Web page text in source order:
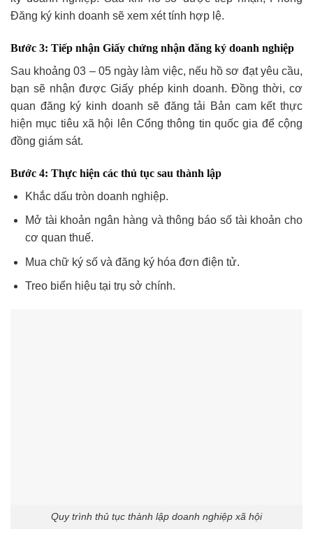
Đăng ký kinh doanh sẽ xem xét tính hợp lệ.
Bước 3: Tiếp nhận Giấy chứng nhận đăng ký doanh nghiệp
Sau khoảng 03 – 05 ngày làm việc, nếu hồ sơ đạt yêu cầu,
bạn sẽ nhận được Giấy phép kinh doanh. Đồng thời, cơ
quan đăng ký kinh doanh sẽ đăng tải Bản cam kết thực
hiện mục tiêu xã hội lên Cổng thông tin quốc gia để cộng
đồng giám sát.
Bước 4: Thực hiện các thủ tục sau thành lập
Khắc dấu tròn doanh nghiệp.
Mở tài khoản ngân hàng và thông báo số tài khoản cho
cơ quan thuế.
Mua chữ ký số và đăng ký hóa đơn điện tử.
Treo biển hiệu tại trụ sở chính.
Quy trình thủ tục thành lập doanh nghiệp xã hội